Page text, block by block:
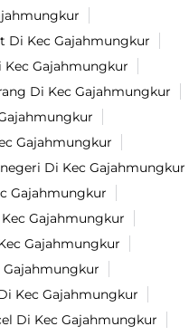
Di Kec Gajahmungkur
Gajahmungkur
Di Kec Gajahmungkur
Gajahmungkur
Di Kec Gajahmungkur
Gajahmungkur
Gajahmungkur
Gajahmungkur
Kec Gajahmungkur
Di Kec Gajahmungkur